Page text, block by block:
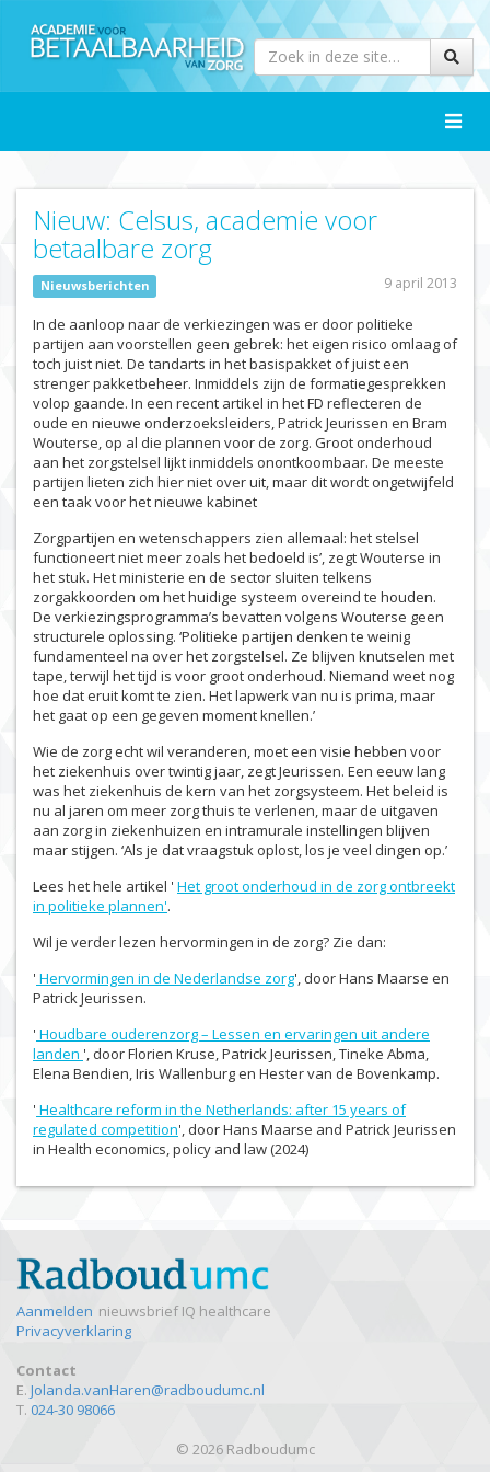
Toggle
Nieuw: Celsus, academie voor
betaalbare zorg
9 april 2013
Nieuwsberichten
In de aanloop naar de verkiezingen was er door politieke
partijen aan voorstellen geen gebrek: het eigen risico omlaag of
toch juist niet. De tandarts in het basispakket of juist een
strenger pakketbeheer. Inmiddels zijn de formatiegesprekken
volop gaande. In een recent artikel in het FD reflecteren de
oude en nieuwe onderzoeksleiders, Patrick Jeurissen en Bram
Wouterse, op al die plannen voor de zorg. Groot onderhoud
aan het zorgstelsel lijkt inmiddels onontkoombaar. De meeste
partijen lieten zich hier niet over uit, maar dit wordt ongetwijfeld
een taak voor het nieuwe kabinet
Zorgpartijen en wetenschappers zien allemaal: het stelsel
functioneert niet meer zoals het bedoeld is’, zegt Wouterse in
het stuk. Het ministerie en de sector sluiten telkens
zorgakkoorden om het huidige systeem overeind te houden.
De verkiezingsprogramma’s bevatten volgens Wouterse geen
structurele oplossing. ‘Politieke partijen denken te weinig
fundamenteel na over het zorgstelsel. Ze blijven knutselen met
tape, terwijl het tijd is voor groot onderhoud. Niemand weet nog
hoe dat eruit komt te zien. Het lapwerk van nu is prima, maar
het gaat op een gegeven moment knellen.’
Wie de zorg echt wil veranderen, moet een visie hebben voor
het ziekenhuis over twintig jaar, zegt Jeurissen. Een eeuw lang
was het ziekenhuis de kern van het zorgsysteem. Het beleid is
nu al jaren om meer zorg thuis te verlenen, maar de uitgaven
aan zorg in ziekenhuizen en intramurale instellingen blijven
maar stijgen. ‘Als je dat vraagstuk oplost, los je veel dingen op.’
Lees het hele artikel ' Het groot onderhoud in de zorg ontbreekt
in politieke plannen'.
Wil je verder lezen hervormingen in de zorg? Zie dan:
' Hervormingen in de Nederlandse zorg', door Hans Maarse en
Patrick Jeurissen.
' Houdbare ouderenzorg – Lessen en ervaringen uit andere
landen ', door Florien Kruse, Patrick Jeurissen, Tineke Abma,
Elena Bendien, Iris Wallenburg en Hester van de Bovenkamp.
' Healthcare reform in the Netherlands: after 15 years of
regulated competition', door Hans Maarse and Patrick Jeurissen
in Health economics, policy and law (2024)
Aanmelden nieuwsbrief IQ healthcare
Privacyverklaring
Contact
E. Jolanda.vanHaren@radboudumc.nl
T. 024-30 98066
© 2026 Radboudumc